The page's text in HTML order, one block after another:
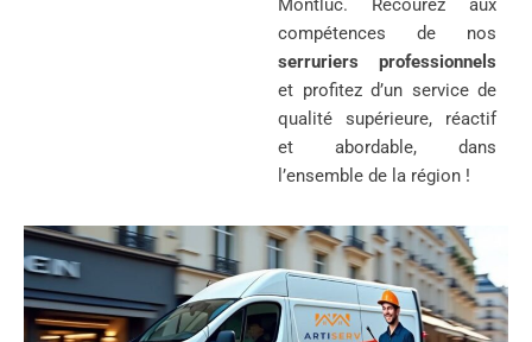
Montluc. Recourez aux
compétences de nos
serruriers professionnels
et profitez d’un service de
qualité supérieure, réactif
et abordable, dans
l’ensemble de la région !